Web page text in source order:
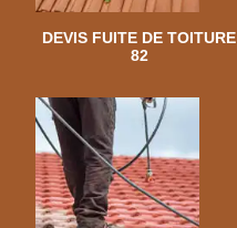
DEVIS FUITE DE TOITURE
82